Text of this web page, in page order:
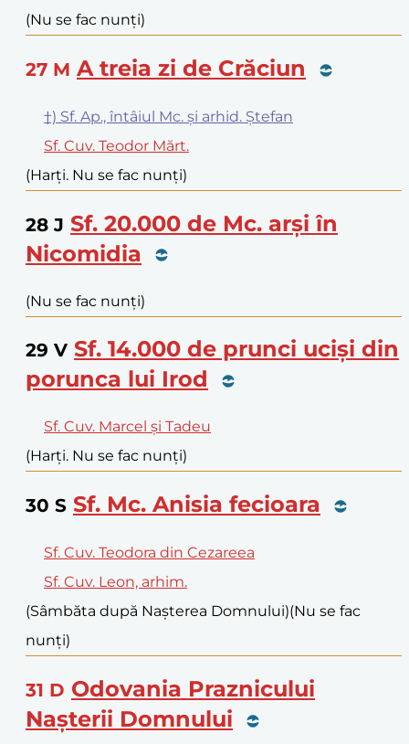
(Nu se fac nunți)
27 M A treia zi de Crăciun
†) Sf. Ap., întâiul Mc. și arhid. Ștefan
Sf. Cuv. Teodor Mărt.
(Harți. Nu se fac nunți)
28 J Sf. 20.000 de Mc. arși în
Nicomidia
(Nu se fac nunți)
29 V Sf. 14.000 de prunci uciși din
porunca lui Irod
Sf. Cuv. Marcel și Tadeu
(Harți. Nu se fac nunți)
30 S Sf. Mc. Anisia fecioara
Sf. Cuv. Teodora din Cezareea
Sf. Cuv. Leon, arhim.
(Sâmbăta după Nașterea Domnului)(Nu se fac
nunți)
31 D Odovania Praznicului
Nașterii Domnului